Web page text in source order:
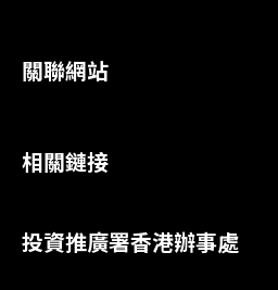
關聯網站
相關鏈接
投資推廣署香港辦事處